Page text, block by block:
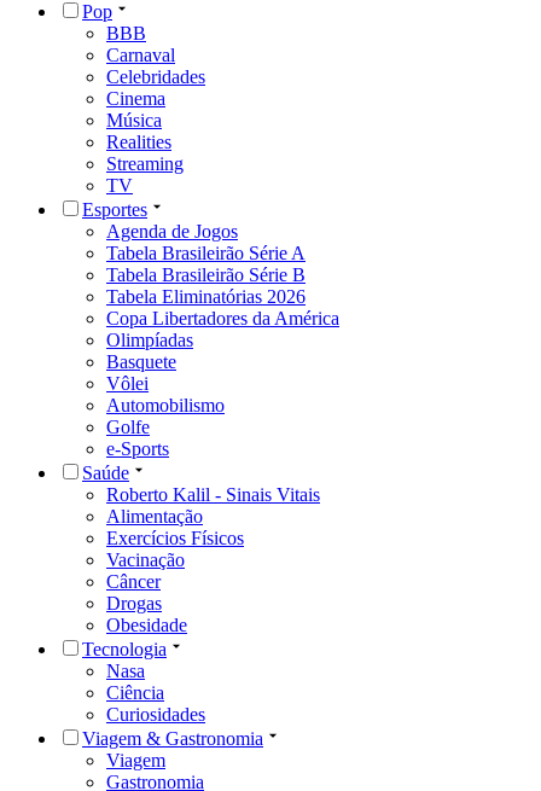
Pop
BBB
Carnaval
Celebridades
Cinema
Música
Realities
Streaming
TV
Esportes
Agenda de Jogos
Tabela Brasileirão Série A
Tabela Brasileirão Série B
Tabela Eliminatórias 2026
Copa Libertadores da América
Olimpíadas
Basquete
Vôlei
Automobilismo
Golfe
e-Sports
Saúde
Roberto Kalil - Sinais Vitais
Alimentação
Exercícios Físicos
Vacinação
Câncer
Drogas
Obesidade
Tecnologia
Nasa
Ciência
Curiosidades
Viagem & Gastronomia
Viagem
Gastronomia